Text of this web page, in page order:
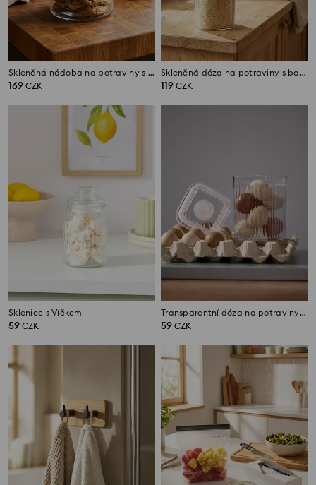
Skleněná nádoba na potraviny s víkem
169 CZK
Skleněná dóza na potraviny s bambusovým víkem a lžičkou
119 CZK
Sklenice s Víčkem
59 CZK
Transparentní dóza na potraviny s víkem
59 CZK